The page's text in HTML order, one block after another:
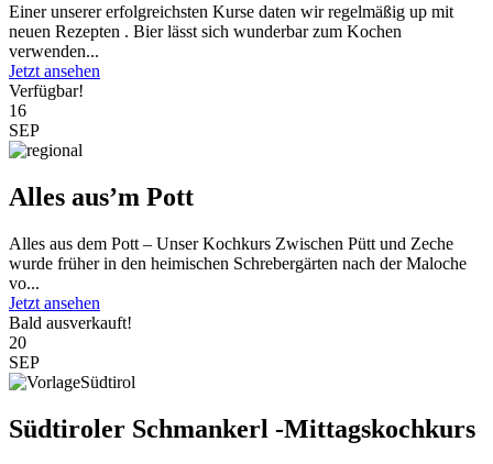
Einer unserer erfolgreichsten Kurse daten wir regelmäßig up mit
neuen Rezepten . Bier lässt sich wunderbar zum Kochen
verwenden...
Jetzt ansehen
Verfügbar!
16
SEP
Alles aus’m Pott
Alles aus dem Pott – Unser Kochkurs Zwischen Pütt und Zeche
wurde früher in den heimischen Schrebergärten nach der Maloche
vo...
Jetzt ansehen
Bald ausverkauft!
20
SEP
Südtiroler Schmankerl -Mittagskochkurs